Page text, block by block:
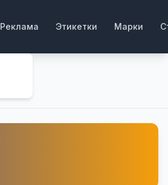
Реклама Этикетки Марки